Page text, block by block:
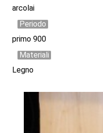
arcolai
Periodo
primo 900
Materiali
Legno